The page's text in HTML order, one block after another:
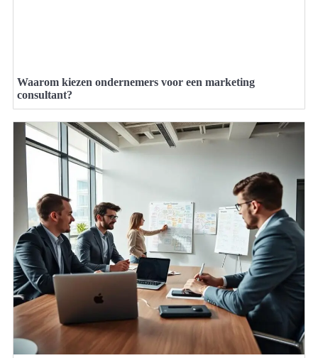
Waarom kiezen ondernemers voor een marketing
consultant?